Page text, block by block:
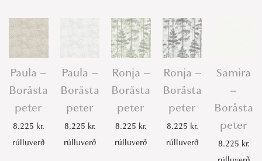
Paula –
Boråsta
peter
8.225 kr.
rúlluverð
Paula –
Boråsta
peter
8.225 kr.
rúlluverð
Ronja –
Boråsta
peter
8.225 kr.
rúlluverð
Ronja –
Boråsta
peter
8.225 kr.
rúlluverð
Samira
–
Boråsta
peter
8.225 kr.